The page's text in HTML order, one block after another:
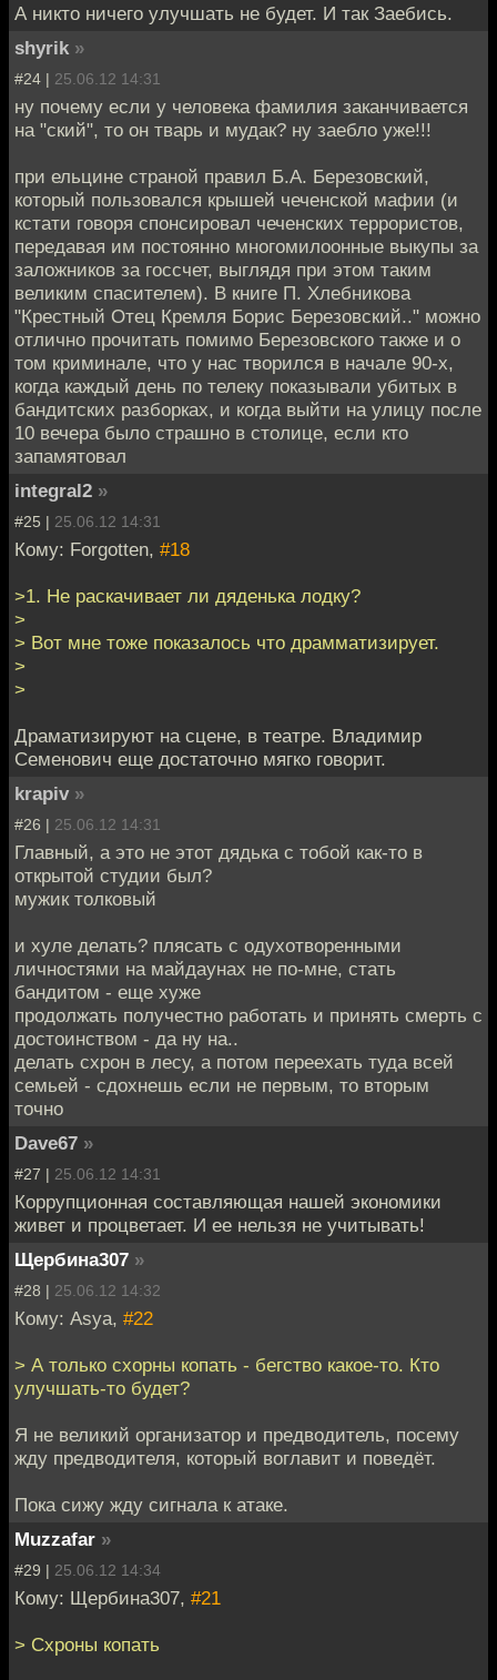
А никто ничего улучшать не будет. И так Заебись.
shyrik »
#24 | 25.06.12 14:31
ну почему если у человека фамилия заканчивается
на "ский", то он тварь и мудак? ну заебло уже!!!
при ельцине страной правил Б.А. Березовский,
который пользовался крышей чеченской мафии (и
кстати говоря спонсировал чеченских террористов,
передавая им постоянно многомилоонные выкупы за
заложников за госсчет, выглядя при этом таким
великим спасителем). В книге П. Хлебникова
"Крестный Отец Кремля Борис Березовский.." можно
отлично прочитать помимо Березовского также и о
том криминале, что у нас творился в начале 90-х,
когда каждый день по телеку показывали убитых в
бандитских разборках, и когда выйти на улицу после
10 вечера было страшно в столице, если кто
запамятовал
integral2 »
#25 | 25.06.12 14:31
Кому: Forgotten, #18
>1. Не раскачивает ли дяденька лодку?
>
> Вот мне тоже показалось что драмматизирует.
>
>
Драматизируют на сцене, в театре. Владимир
Семенович еще достаточно мягко говорит.
krapiv »
#26 | 25.06.12 14:31
Главный, а это не этот дядька с тобой как-то в
открытой студии был?
мужик толковый
и хуле делать? плясать с одухотворенными
личностями на майдаунах не по-мне, стать
бандитом - еще хуже
продолжать получестно работать и принять смерть с
достоинством - да ну на..
делать схрон в лесу, а потом переехать туда всей
семьей - сдохнешь если не первым, то вторым
точно
Dave67 »
#27 | 25.06.12 14:31
Коррупционная составляющая нашей экономики
живет и процветает. И ее нельзя не учитывать!
Щербина307 »
#28 | 25.06.12 14:32
Кому: Asya, #22
> А только схорны копать - бегство какое-то. Кто
улучшать-то будет?
Я не великий организатор и предводитель, посему
жду предводителя, который воглавит и поведёт.
Пока сижу жду сигнала к атаке.
Muzzafar »
#29 | 25.06.12 14:34
Кому: Щербина307, #21
> Схроны копать